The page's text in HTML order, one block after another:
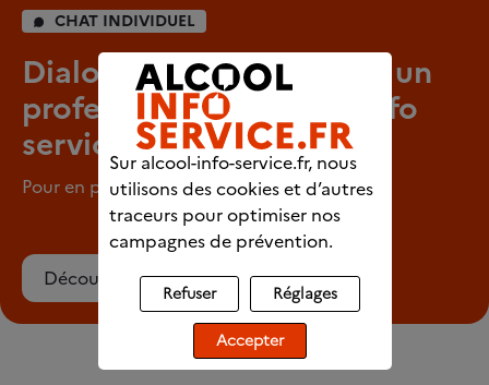
CHAT INDIVIDUEL
Dialoguez en direct avec un
professionnel d’Alcool info
service
Pour en parler en tout anonymat
Découvrez le chat
Sur alcool-info-service.fr, nous
utilisons des cookies et d’autres
traceurs pour optimiser nos
campagnes de prévention.
Refuser Réglages
Accepter